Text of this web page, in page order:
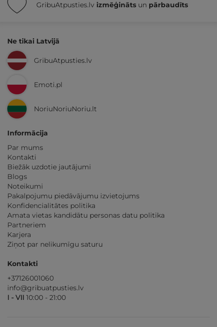
GribuAtpusties.lv izmēģināts un pārbaudīts
Ne tikai Latvijā
GribuAtpusties.lv
Emoti.pl
NoriuNoriuNoriu.lt
Informācija
Par mums
Kontakti
Biežāk uzdotie jautājumi
Blogs
Noteikumi
Pakalpojumu piedāvājumu izvietojums
Konfidencialitātes politika
Amata vietas kandidātu personas datu politika
Partneriem
Karjera
Ziņot par nelikumīgu saturu
Kontakti
+37126001060
info@gribuatpusties.lv
I - VII 10:00 - 21:00